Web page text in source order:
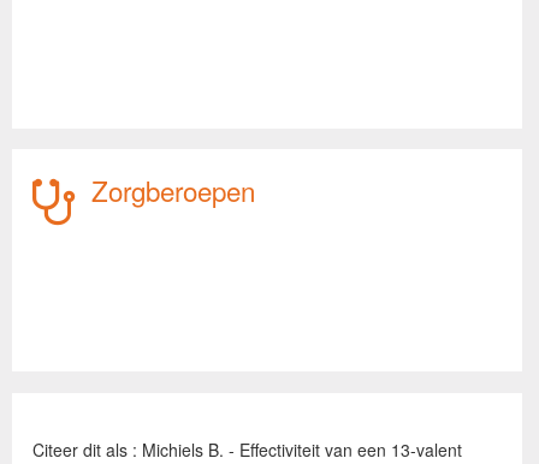
Zorgberoepen
Citeer dit als : Michiels B. - Effectiviteit van een 13-valent